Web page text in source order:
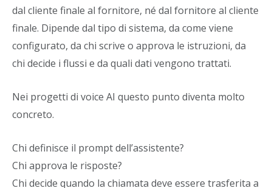
dal cliente finale al fornitore, né dal fornitore al cliente
finale. Dipende dal tipo di sistema, da come viene
configurato, da chi scrive o approva le istruzioni, da
chi decide i flussi e da quali dati vengono trattati.
Nei progetti di voice AI questo punto diventa molto
concreto.
Chi definisce il prompt dell’assistente?
Chi approva le risposte?
Chi decide quando la chiamata deve essere trasferita a